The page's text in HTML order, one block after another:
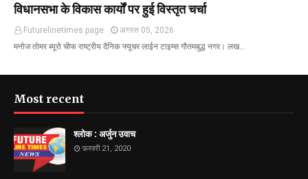
विधानसभा के विकास कार्यों पर हुई विस्तृत चर्चा
Futurelinetimes.page
अगस्त 05, 2026
मनोज तोमर ब्यूरो चीफ राष्ट्रीय दैनिक फ्यूचर लाईन टाइम्स गौतमबुद्ध नगर। लख…
Most recent
श्लोक : अर्जुन उवाच
फ़रवरी 21, 2020